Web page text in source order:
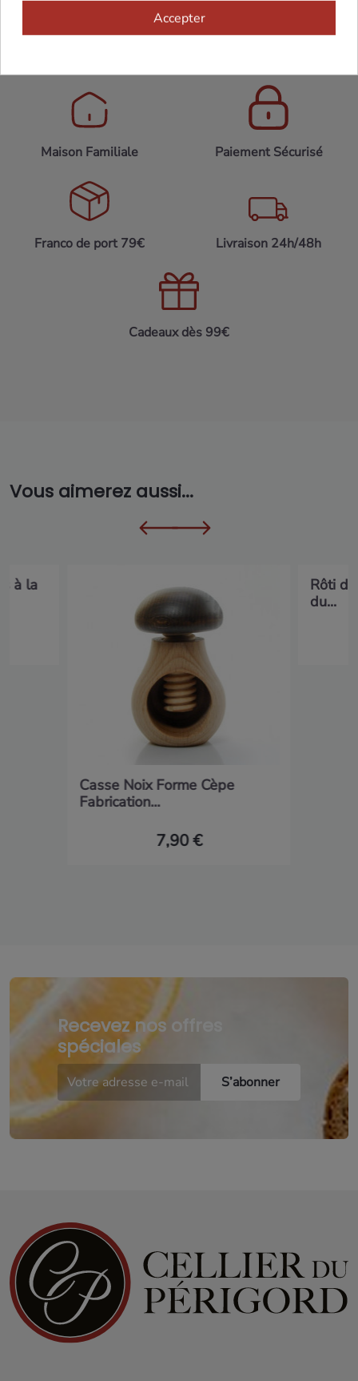
Maison Familiale Paiement Sécurisé
Franco de port 79€ Livraison 24h/48h
Cadeaux dès 99€
Vous aimerez aussi...
à la
Casse Noix Forme Cèpe
Fabrication...
7,90 €
Rôti
du...
Recevez nos offres
spéciales
Accepter